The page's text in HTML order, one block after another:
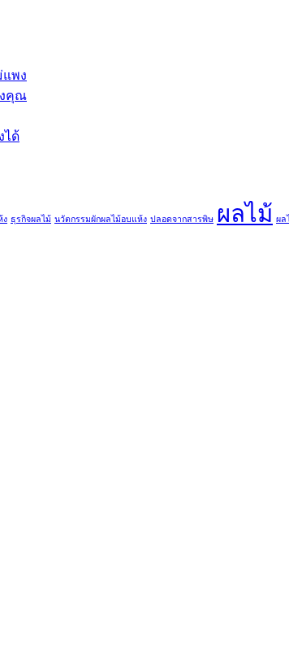
แพง
งคุณ
ได้
ง ธุรกิจผลไม้ นวัตกรรมผักผลไม้อบแห้ง ปลอดจากสารพิษ ผลไม้ ผล